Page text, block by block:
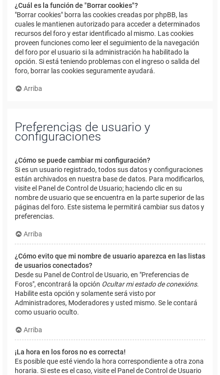
¿Cuál es la función de "Borrar cookies"?
"Borrar cookies" borra las cookies creadas por phpBB, las
cuales le mantienen autorizado para acceder a determinados
recursos del foro y estar identificado al mismo. Las cookies
proveen funciones como leer el seguimiento de la navegación
del foro por el usuario si la administración ha habilitado la
opción. Si está teniendo problemas con el ingreso o salida del
foro, borrar las cookies seguramente ayudará.
Arriba
Preferencias de usuario y
configuraciones
¿Cómo se puede cambiar mi configuración?
Si es un usuario registrado, todos sus datos y configuraciones
están archivados en nuestra base de datos. Para modificarlos,
visite el Panel de Control de Usuario; haciendo clic en su
nombre de usuario que se encuentra en la parte superior de las
páginas del foro. Este sistema le permitirá cambiar sus datos y
preferencias.
Arriba
¿Cómo evito que mi nombre de usuario aparezca en las listas
de usuarios conectados?
Desde su Panel de Control de Usuario, en "Preferencias de
Foros", encontrará la opción Ocultar mi estado de conexións.
Habilite esta opción y solamente será visto por
Administradores, Moderadores y usted mismo. Se le contará
como usuario oculto.
Arriba
¡La hora en los foros no es correcta!
Es posible que esté viendo la hora correspondiente a otra zona
horaria. Si este es el caso, visite el Panel de Control de Usuario